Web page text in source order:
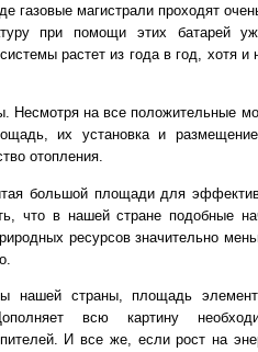
газовые магистрали проходят
при помощи этих батарей
растет из года в год, хотя
Несмотря на все положительные
их установка и
отопления.
большой площади для
что в нашей стране подобные
ресурсов значительно
нашей страны, площадь
всю картину
И все же, если рост на